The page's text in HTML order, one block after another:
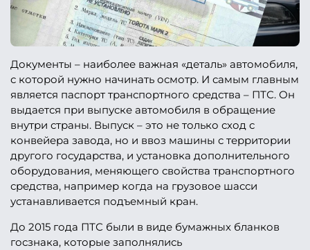
Документы – наиболее важная «деталь» автомобиля,
с которой нужно начинать осмотр. И самым главным
является паспорт транспортного средства – ПТС. Он
выдается при выпуске автомобиля в обращение
внутри страны. Выпуск – это не только сход с
конвейера завода, но и ввоз машины с территории
другого государства, и установка дополнительного
оборудования, меняющего свойства транспортного
средства, например когда на грузовое шасси
устанавливается подъемный кран.
До 2015 года ПТС были в виде бумажных бланков
госзнака, которые заполнялись